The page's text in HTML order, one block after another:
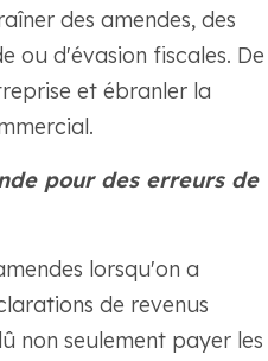
des amendes, des
ou d'évasion fiscales. De
et ébranler la
pour des erreurs de
lorsqu'on a
de revenus
non seulement payer les